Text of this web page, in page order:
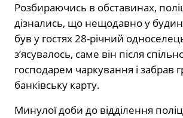
Розбираючись в обставинах,
дізнались, що нещодавно у
був у гостях 28-річний
з’ясувалось, саме він після
господарем чаркування і забрав
банківську карту.
Минулої доби до відділення